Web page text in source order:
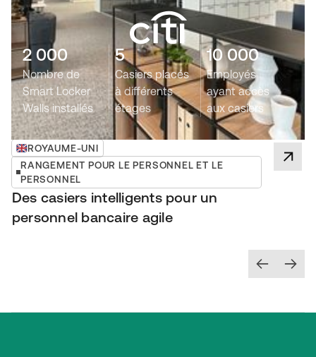
2 000
Nombre de
Smart Locker
Walls installés
5
Casiers placés
à différents
étages
10 000
Employés
ayant accès
aux casiers
ROYAUME-UNI
RANGEMENT POUR LE PERSONNEL ET LE
PERSONNEL
Des casiers intelligents pour un
personnel bancaire agile